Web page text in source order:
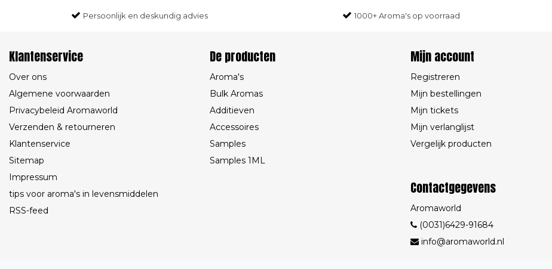
Persoonlijk en deskundig advies 1000+ Aroma's op voorraad
Klantenservice
Over ons
Algemene voorwaarden
Privacybeleid Aromaworld
Verzenden & retourneren
Klantenservice
Sitemap
Impressum
tips voor aroma's in levensmiddelen
RSS-feed
De producten
Aroma's
Bulk Aromas
Additieven
Accessoires
Samples
Samples 1ML
Mijn account
Registreren
Mijn bestellingen
Mijn tickets
Mijn verlanglijst
Vergelijk producten
Contactgegevens
Aromaworld
(0031)6429-91684
info@aromaworld.nl